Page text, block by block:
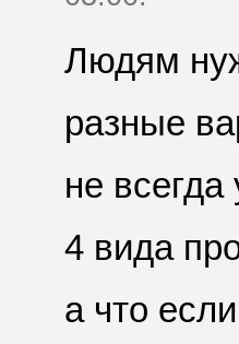
Людям
разные
не
4 вида
а что